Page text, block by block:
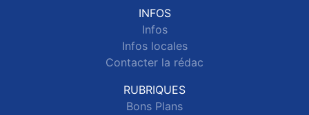
INFOS
Infos
Infos locales
Contacter la rédac
RUBRIQUES
Bons Plans